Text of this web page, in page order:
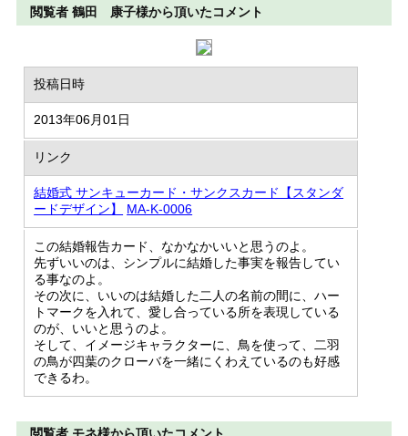
閲覧者 鶴田 康子様から頂いたコメント
投稿日時
2013年06月01日
リンク
結婚式 サンキューカード・サンクスカード【スタンダ
ードデザイン】
MA-K-0006
この結婚報告カード、なかなかいいと思うのよ。
先ずいいのは、シンプルに結婚した事実を報告してい
る事なのよ。
その次に、いいのは結婚した二人の名前の間に、ハー
トマークを入れて、愛し合っている所を表現している
のが、いいと思うのよ。
そして、イメージキャラクターに、鳥を使って、二羽
の鳥が四葉のクローバを一緒にくわえているのも好感
できるわ。